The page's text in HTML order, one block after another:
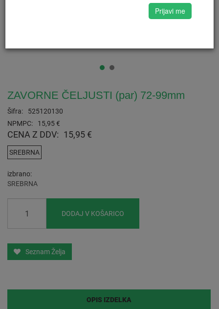
Prijavi me
ZAVORNE ČELJUSTI (par) 72-99mm
Šifra:
525120130
NPMPC:
15,95 €
CENA Z DDV: 15,95 €
SREBRNA
izbrano
SREBRNA
DODAJ V KOŠARICO
Seznam Želja
OPIS IZDELKA